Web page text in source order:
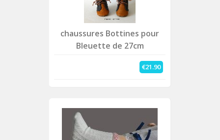
chaussures Bottines pour
Bleuette de 27cm
€21.90